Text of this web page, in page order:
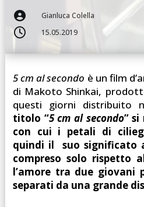
 Gianluca Colella
 15.05.2019
5 cm al secondo è un film
di Makoto Shinkai,
questi giorni distribuito
titolo “5 cm al secondo”
con cui i petali di
quindi il suo significato
compreso solo rispetto
l’amore tra due giovani
separati da una grande